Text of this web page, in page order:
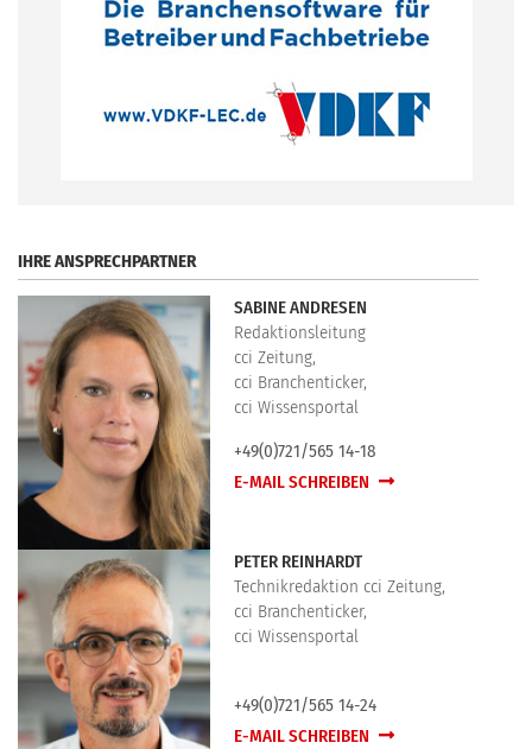
IHRE ANSPRECHPARTNER
SABINE ANDRESEN
Redaktionsleitung
cci Zeitung,
cci Branchenticker,
cci Wissensportal
+49(0)721/565 14-18
E-MAIL SCHREIBEN
PETER REINHARDT
Technikredaktion cci Zeitung,
cci Branchenticker,
cci Wissensportal
+49(0)721/565 14-24
E-MAIL SCHREIBEN